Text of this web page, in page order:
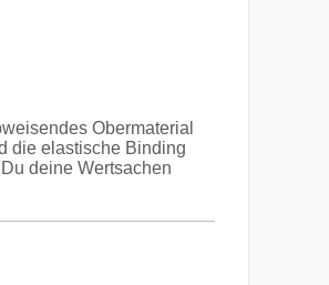
Obermaterial
die elastische Binding
deine Wertsachen